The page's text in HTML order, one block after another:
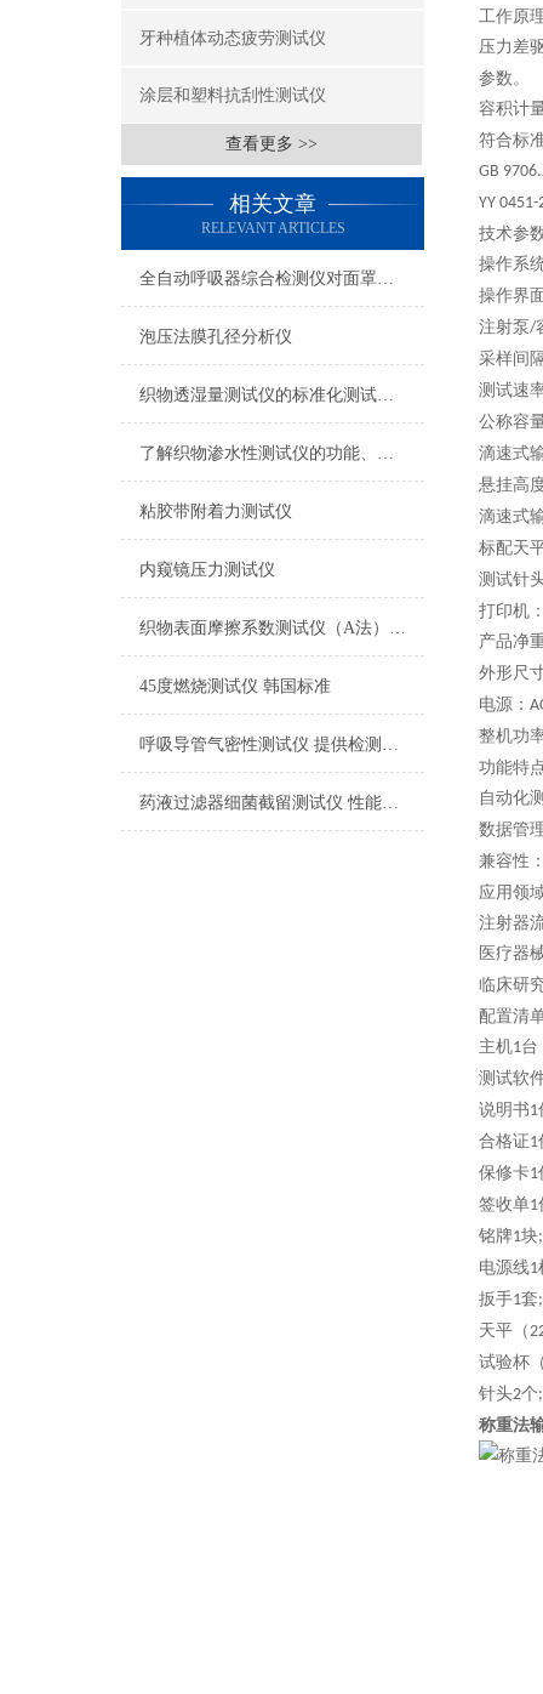
牙种植体动态疲劳测试仪
涂层和塑料抗刮性测试仪
查看更多 >>
相关文章
RELEVANT ARTICLES
全自动呼吸器综合检测仪对面罩泄漏率的定量检测方法
泡压法膜孔径分析仪
织物透湿量测试仪的标准化测试方法与流程介绍
了解织物渗水性测试仪的功能、优势与行业应用
粘胶带附着力测试仪
内窥镜压力测试仪
织物表面摩擦系数测试仪（A法） 检测准确
45度燃烧测试仪 韩国标准
呼吸导管气密性测试仪 提供检测方案
药液过滤器细菌截留测试仪 性能稳定
工作原
压力差
参数。
容积计
符合标
GB
YY 0451-
技术参
操作系
操作界
注射泵/
采样间
测试速
公称容
滴速式
悬挂高
滴速式
标配天
测试针
打印机
产品净
外形尺
电源：
整机功
功能特
自动化
数据管
兼容性
应用领
注射器
医疗器
临床研
配置清
主机1台
测试软
说明书1
合格证1
保修卡1
签收单1
铭牌1块;
电源线1
扳手1套;
天平（
试验杯
针头2个;
称重法